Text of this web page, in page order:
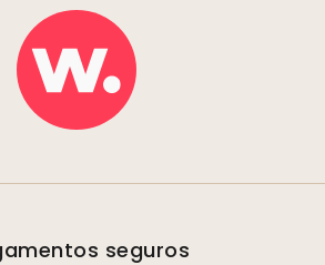
seguros